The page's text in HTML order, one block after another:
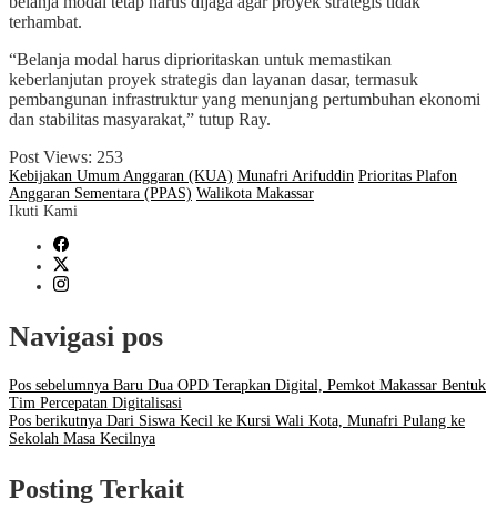
terhambat.
“Belanja modal harus diprioritaskan untuk memastikan
keberlanjutan proyek strategis dan layanan dasar, termasuk
pembangunan infrastruktur yang menunjang pertumbuhan ekonomi
dan stabilitas masyarakat,” tutup Ray.
Post Views: 253
Kebijakan Umum Anggaran (KUA) Munafri Arifuddin Prioritas Plafon
Anggaran Sementara (PPAS) Walikota Makassar
Ikuti Kami
Navigasi pos
Pos sebelumnya Baru Dua OPD Terapkan Digital, Pemkot Makassar Bentuk
Tim Percepatan Digitalisasi
Pos berikutnya Dari Siswa Kecil ke Kursi Wali Kota, Munafri Pulang ke
Sekolah Masa Kecilnya
Posting Terkait